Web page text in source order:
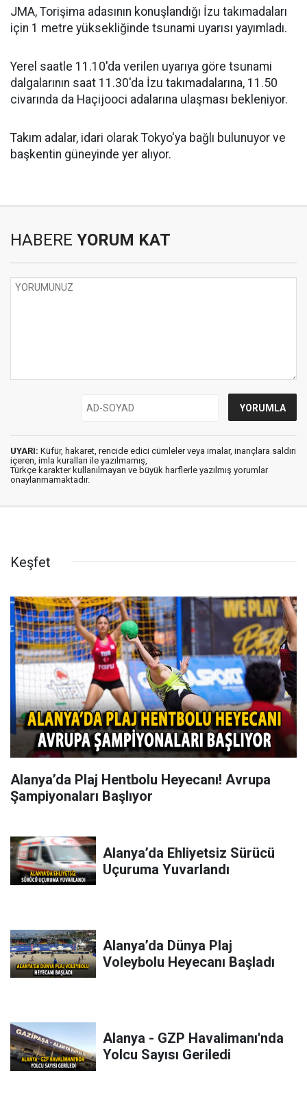
JMA, Torişima adasının konuşlandığı İzu takımadaları
için 1 metre yüksekliğinde tsunami uyarısı yayımladı.
Yerel saatle 11.10'da verilen uyarıya göre tsunami
dalgalarının saat 11.30'da İzu takımadalarına, 11.50
civarında da Haçijooci adalarına ulaşması bekleniyor.
Takım adalar, idari olarak Tokyo'ya bağlı bulunuyor ve
başkentin güneyinde yer alıyor.
HABERE YORUM KAT
UYARI: Küfür, hakaret, rencide edici cümleler veya imalar, inançlara saldırı
içeren, imla kuralları ile yazılmamış,
Türkçe karakter kullanılmayan ve büyük harflerle yazılmış yorumlar
onaylanmamaktadır.
Keşfet
Alanya’da Plaj Hentbolu Heyecanı! Avrupa
Şampiyonaları Başlıyor
Alanya’da Ehliyetsiz Sürücü
Uçuruma Yuvarlandı
Alanya’da Dünya Plaj
Voleybolu Heyecanı Başladı
Alanya - GZP Havalimanı'nda
Yolcu Sayısı Geriledi